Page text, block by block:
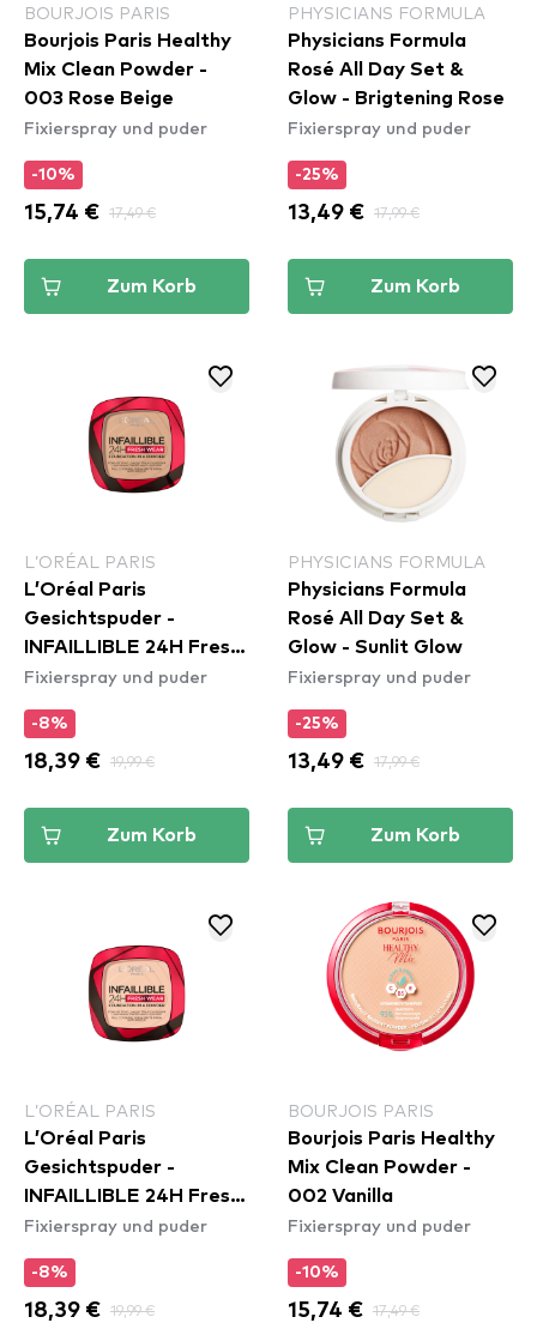
BOURJOIS PARIS
Bourjois Paris Healthy
Mix Clean Powder -
003 Rose Beige
Fixierspray und puder
-10%
15,74 € 17,49 €
Zum Korb
PHYSICIANS FORMULA
Physicians Formula
Rosé All Day Set &
Glow - Brigtening Rose
Fixierspray und puder
-25%
13,49 € 17,99 €
Zum Korb
L’ORÉAL PARIS
L’Oréal Paris
Gesichtspuder -
INFAILLIBLE 24H Fresh
Wear - 130 True Beige
Fixierspray und puder
-8%
18,39 € 19,99 €
Zum Korb
PHYSICIANS FORMULA
Physicians Formula
Rosé All Day Set &
Glow - Sunlit Glow
Fixierspray und puder
-25%
13,49 € 17,99 €
Zum Korb
L’ORÉAL PARIS
L’Oréal Paris
Gesichtspuder -
INFAILLIBLE 24H Fresh
Wear - 180 Rose Sand
Fixierspray und puder
-8%
18,39 € 19,99 €
BOURJOIS PARIS
Bourjois Paris Healthy
Mix Clean Powder -
002 Vanilla
Fixierspray und puder
-10%
15,74 € 17,49 €